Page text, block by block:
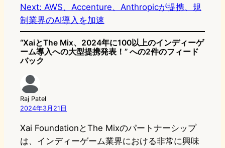
Next: AWS、Accenture、Anthropicが提携、規
制業界のAI導入を加速
“XaiとThe Mix、2024年に100以上のインディーゲ
ーム導入への大型提携発表！” への2件のフィード
バック
Raj Patel
2024年3月21日
Xai FoundationとThe Mixのパートナーシップ
は、インディーゲーム業界における非常に興味